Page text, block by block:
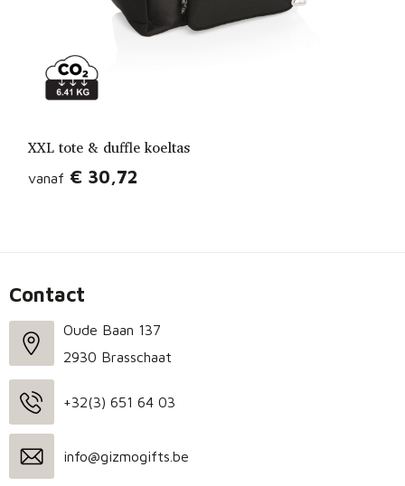
XXL tote & duffle koeltas
vanaf € 30,72
Contact
Oude Baan 137
2930 Brasschaat
+32(3) 651 64 03
info@gizmogifts.be